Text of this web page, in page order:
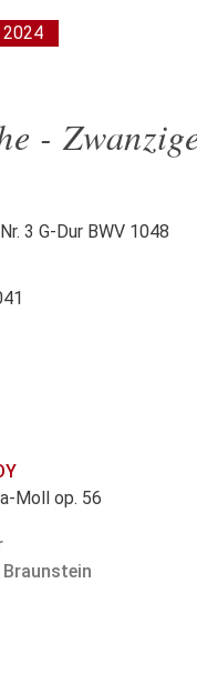
2024
-
3 G-Dur BWV 1048
Moll op. 56
Braunstein